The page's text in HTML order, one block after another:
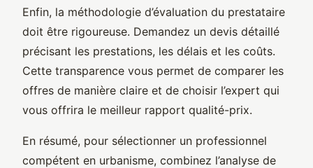
Enfin, la méthodologie d’évaluation du prestataire
doit être rigoureuse. Demandez un devis détaillé
précisant les prestations, les délais et les coûts.
Cette transparence vous permet de comparer les
offres de manière claire et de choisir l’expert qui
vous offrira le meilleur rapport qualité-prix.
En résumé, pour sélectionner un professionnel
compétent en urbanisme, combinez l’analyse de